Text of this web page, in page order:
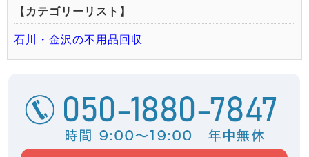
【カテゴリーリスト】
石川・金沢の不用品回収